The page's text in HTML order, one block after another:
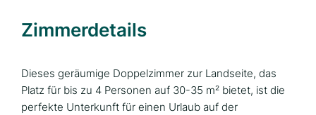
Zimmerdetails
Dieses geräumige Doppelzimmer zur Landseite, das
Platz für bis zu 4 Personen auf 30-35 m² bietet, ist die
perfekte Unterkunft für einen Urlaub auf der